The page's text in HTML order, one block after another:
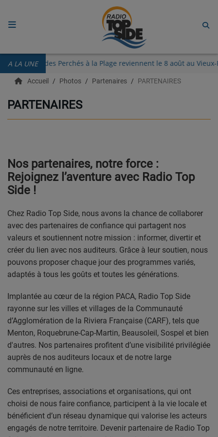
A LA UNE
Les Guinguettes des Perchés à la Plage reviennent le 8 août au
RADIO
ECOUTER
RECHERCHE DE TITRES
EMISSIONS
LIVE DJ
CONTACT
Team Building Radio
CÔTE D'AZUR
EVÉNEMENTS
CIRCULATION EN TEMPS RÉEL
HIGH-TECH
SANTÉ
Accueil Photos Partenaires PARTENAIRES
PARTENAIRES
Nos partenaires, notre force :
Rejoignez l’aventure avec Radio Top
Side !
Chez Radio Top Side, nous avons la chance de collaborer
avec des partenaires de confiance qui partagent nos
valeurs et soutiennent notre mission : informer, divertir et
créer du lien avec nos auditeurs. Grâce à leur soutien, nous
pouvons proposer chaque jour des programmes variés,
adaptés à tous les goûts et toutes les générations.
Implantée au cœur de la région PACA, Radio Top Side
rayonne sur les villes et villages de la Communauté
d’Agglomération de la Riviera Française (CARF), tels que
Menton, Roquebrune-Cap-Martin, Beausoleil, Sospel et bien
d'autres. Nos partenaires profitent d’une visibilité privilégiée
auprès de nos auditeurs locaux et de notre large
communauté en ligne.
Ces entreprises, associations et organisations, qui ont
choisi de nous faire confiance, participent à la vie locale et
bénéficient d’un réseau dynamique qui valorise les acteurs
engagés de notre territoire. Devenir partenaire de Radio Top